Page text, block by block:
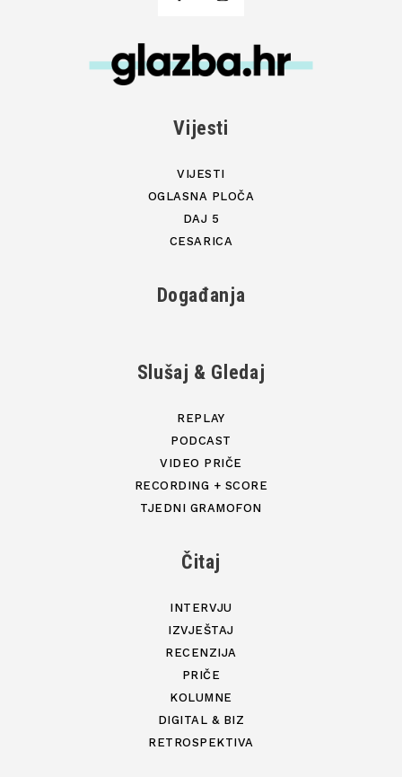
Vijesti
VIJESTI
OGLASNA PLOČA
DAJ 5
CESARICA
Događanja
Slušaj & Gledaj
REPLAY
PODCAST
VIDEO PRIČE
RECORDING + SCORE
TJEDNI GRAMOFON
Čitaj
INTERVJU
IZVJEŠTAJ
RECENZIJA
PRIČE
KOLUMNE
DIGITAL & BIZ
RETROSPEKTIVA